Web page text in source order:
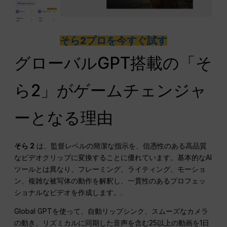
そら2プロを今すぐ試す
グローバルGPT搭載の「そ
ら2」がゲームチェンジャ
ーとなる理由
そら 2 は、監督レベルの簡潔な指示を、信憑性のある高品質
なビデオクリップに変換することに優れています。基本的なAI
ツールとは異なり、フレーミング、ライティング、モーショ
ン、複雑な被写体の動作を解釈し、一貫性のあるプロフェッ
ショナルなビデオを作成します。.
Global GPTを使って、自動リップシンク、スムーズなカメラ
の動き、リズミカルに同期した音声を含む25以上の動画を1日